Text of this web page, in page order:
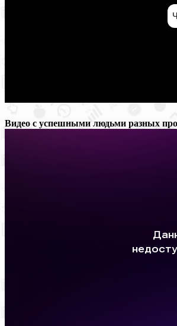
Видео с успешными людьми разных